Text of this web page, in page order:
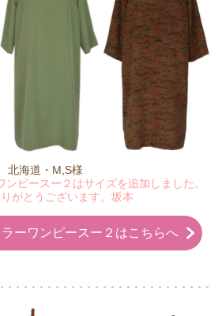
北海道・M,S様
ピースー２はサイズを追加しました。
がとうございます。坂本
ーワンピースー２はこちらへ